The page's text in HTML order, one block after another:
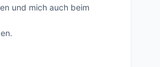
und mich auch beim